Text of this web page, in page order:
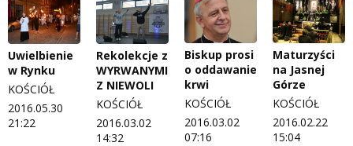
Uwielbienie
w Rynku
KOŚCIÓŁ
2016.05.30
21:22
Rekolekcje z
WYRWANYMI
Z NIEWOLI
KOŚCIÓŁ
2016.03.02
14:32
Biskup prosi
o oddawanie
krwi
KOŚCIÓŁ
2016.03.02
07:16
Maturzyści
na Jasnej
Górze
KOŚCIÓŁ
2016.02.22
15:04